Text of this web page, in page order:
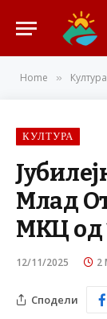
Home » Култура
КУЛТУРА
Млад
МКЦ од
12/11/2025 2
Сподели